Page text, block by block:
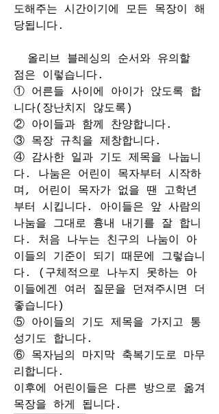
도해주는 시간이기에 모든 목장이 해
당됩니다.
올리브 블레싱의 순서와 유의할
점은 이렇습니다.
① 어른들 사이에 아이가 앉도록 합
니다(장난치지 않도록)
② 아이들과 함께 찬양합니다.
③ 목장 규칙을 제창합니다.
④ 감사한 일과 기도 제목을 나눕니
다. 나눔은 어린이 목자부터 시작하
며, 어린이 목자가 없을 땐 고학년
부터 시킵니다. 아이들은 앞 사람의
나눔을 그대로 흉내 내기를 잘 합니
다. 처음 나누는 친구의 나눔이 아
이들의 기준이 되기 때문에 그렇습니
다. (구체적으로 나누지 못하는 아
이들에겐 여러 질문을 던져주시면 더
좋습니다)
⑤ 아이들의 기도 제목을 가지고 통
성기도 합니다.
⑥ 목자님의 마지막 축복기도로 마무
리합니다.
이후에 어린이들은 다른 방으로 옮겨
목장을 하게 됩니다.